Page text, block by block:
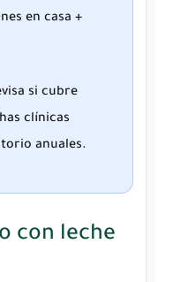
en casa +
si cubre
clínicas
anuales.
con leche